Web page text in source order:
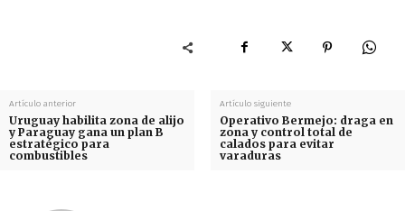
Artículo anterior
Uruguay habilita zona de alijo
y Paraguay gana un plan B
estratégico para
combustibles
Artículo siguiente
Operativo Bermejo: draga en
zona y control total de
calados para evitar
varaduras